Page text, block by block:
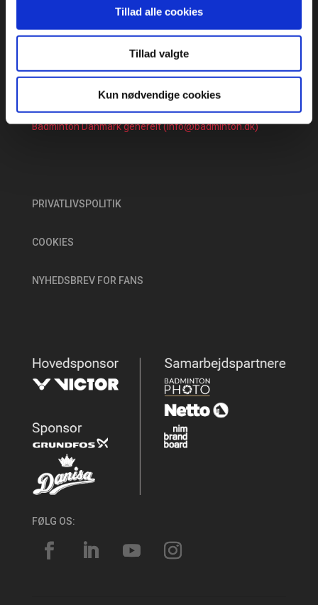
Tillad alle cookies
Tillad valgte
Kun nødvendige cookies
faq@badminton.dk
+45 70 60 50 76
Events & Arrangementer (event@badminton.dk)
Holdturneringer (hold@badminton.dk)
Rangliste & Sæsonplan (faq@badminton.dk)
Badminton Danmark generelt (info@badminton.dk)
PRIVATLIVSPOLITIK
COOKIES
NYHEDSBREV FOR FANS
FØLG OS: